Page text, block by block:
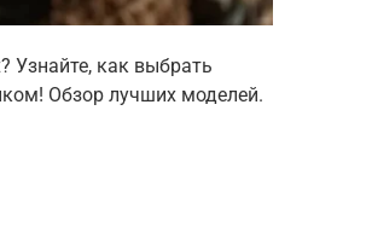
Узнайте, как выбрать
Обзор лучших моделей.